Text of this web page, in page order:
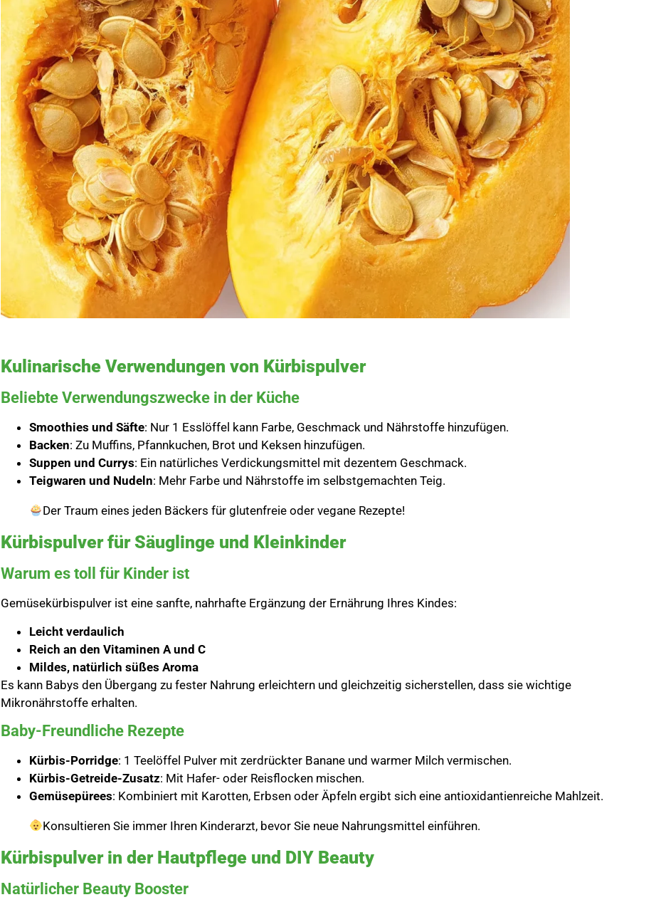
Kulinarische Verwendungen von Kürbispulver
Beliebte Verwendungszwecke in der Küche
Smoothies und Säfte: Nur 1 Esslöffel kann Farbe, Geschmack und Nährstoffe hinzufügen.
Backen: Zu Muffins, Pfannkuchen, Brot und Keksen hinzufügen.
Suppen und Currys: Ein natürliches Verdickungsmittel mit dezentem Geschmack.
Teigwaren und Nudeln: Mehr Farbe und Nährstoffe im selbstgemachten Teig.
Der Traum eines jeden Bäckers für glutenfreie oder vegane Rezepte!
Kürbispulver für Säuglinge und Kleinkinder
Warum es toll für Kinder ist
Gemüsekürbispulver ist eine sanfte, nahrhafte Ergänzung der Ernährung Ihres Kindes:
Leicht verdaulich
Reich an den Vitaminen A und C
Mildes, natürlich süßes Aroma
Es kann Babys den Übergang zu fester Nahrung erleichtern und gleichzeitig sicherstellen, dass sie wichtige
Mikronährstoffe erhalten.
Baby-Freundliche Rezepte
Kürbis-Porridge: 1 Teelöffel Pulver mit zerdrückter Banane und warmer Milch vermischen.
Kürbis-Getreide-Zusatz: Mit Hafer- oder Reisflocken mischen.
Gemüsepürees: Kombiniert mit Karotten, Erbsen oder Äpfeln ergibt sich eine antioxidantienreiche Mahlzeit.
Konsultieren Sie immer Ihren Kinderarzt, bevor Sie neue Nahrungsmittel einführen.
Kürbispulver in der Hautpflege und DIY Beauty
Natürlicher Beauty Booster